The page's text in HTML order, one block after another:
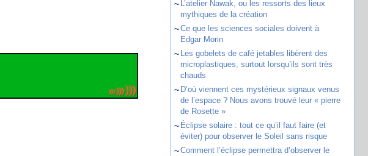
~ L’atelier Nawak, ou les ressorts des lieux
mythiques de la création
~Ce que les sciences sociales doivent à
Edgar Morin
~ Les gobelets de café jetables libèrent des
microplastiques, surtout lorsqu’ils sont très
chauds
~ D’où viennent ces mystérieux signaux venus
de l’espace ? Nous avons trouvé leur « pierre
de Rosette »
~ Éclipse solaire : tout ce qu’il faut faire (et
éviter) pour observer le Soleil sans risque
~Comment l’éclipse permettra d’observer le